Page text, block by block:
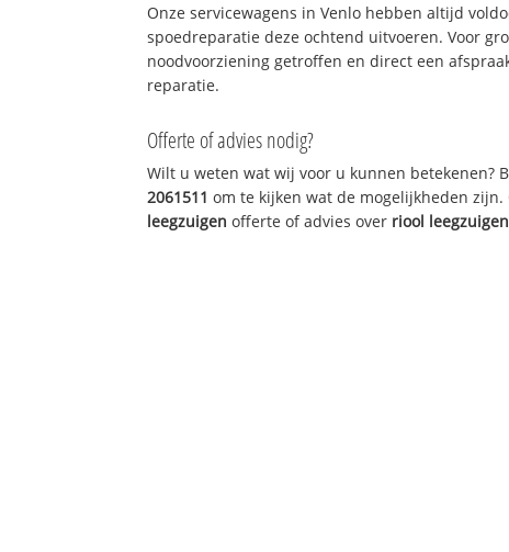
Onze servicewagens in Venlo hebben altijd
spoedreparatie deze ochtend uitvoeren. Voor
noodvoorziening getroffen en direct een
reparatie.
Offerte of advies nodig?
Wilt u weten wat wij voor u kunnen betekenen?
2061511 om te kijken wat de mogelijkheden zijn.
leegzuigen offerte of advies over riool leegzuigen